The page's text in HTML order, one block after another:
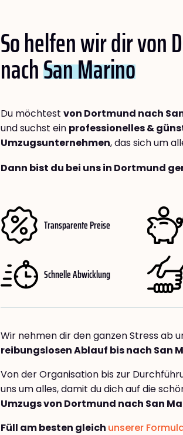
So helfen wir dir von
nachSan Marino
Du möchtest von Dortmund nach
und suchst ein professionelles &
Umzugsunternehmen, das sich um
Dann bist du bei uns in Dortmund
Transparente Preise
Schnelle Abwicklung
Wir nehmen dir den ganzen Stress ab
reibungslosen Ablauf bis nach San
Von der Organisation bis zur
uns um alles, damit du dich auf die
Umzugs von Dortmund nach San
Füll am besten gleich unserer